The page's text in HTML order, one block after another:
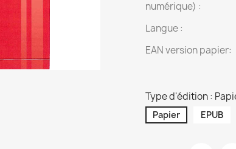
numérique) :
Langue :
EAN version papier:
Type d'édition :
Papier EPUB